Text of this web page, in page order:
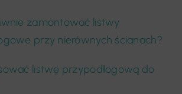
zamontować listwy
przy nierównych ścianach?
listwę przypodłogową do